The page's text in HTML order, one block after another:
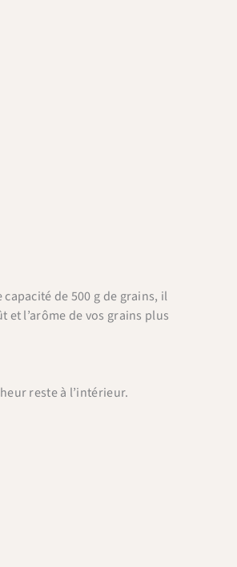
de 500 g de grains, il
l’arôme de vos grains plus
reste à l’intérieur.